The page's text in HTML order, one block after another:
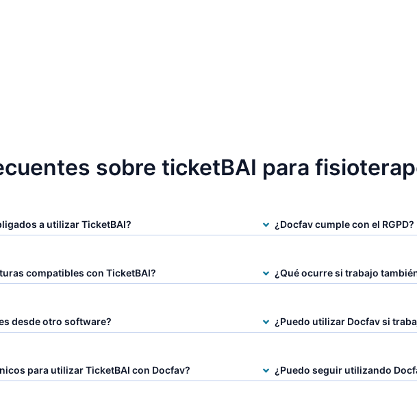
sobre ticketBAI para
a utilizar TicketBAI?
compatibles con TicketBAI?
desde otro software?
para utilizar TicketBAI con Docfav?
¿Docfav cumple con el RGPD?
¿Qué ocurre si trabajo
¿Puedo utilizar Docfav si
¿Puedo seguir utilizando